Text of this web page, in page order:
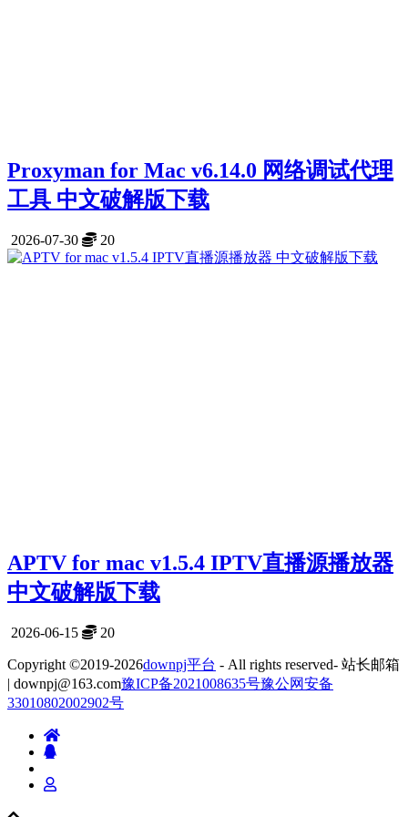
Proxyman for Mac v6.14.0 网络调试代理
工具 中文破解版下载
2026-07-30 20
APTV for mac v1.5.4 IPTV直播源播放器
中文破解版下载
2026-06-15 20
Copyright ©2019-2026downpj平台 - All rights reserved- 站长邮箱
| downpj@163.com豫ICP备2021008635号豫公网安备
33010802002902号